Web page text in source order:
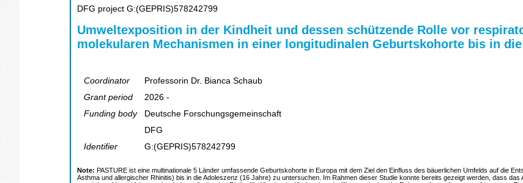
DFG project G:(GEPRIS)578242799
Umweltexposition in der Kindheit und dessen schützende Rolle vor
molekularen Mechanismen in einer longitudinalen Geburtskohorte bis in
Coordinator
Professorin Dr. Bianca Schaub
Grant period
2026 -
Funding body
Deutsche Forschungsgemeinschaft
DFG
Identifier
G:(GEPRIS)578242799
Note: PASTURE ist eine multinationale 5 Länder umfassende Geburtskohorte in Europa mit dem Ziel den Einfluss des bäuerlichen Umfelds auf die
Asthma und allergischer Rhinitis) bis in die Adoleszenz (16 Jahre) zu untersuchen. Im Rahmen dieser Studie konnte bereits gezeigt werden, dass